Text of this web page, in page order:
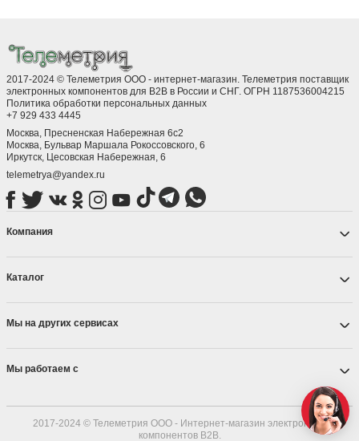
2017-2024 © Телеметрия ООО - интернет-магазин. Телеметрия поставщик
электронных компонентов для B2B в России и СНГ. ОГРН 1187536004215
Политика обработки персональных данных
+7 929 433 4445
Москва, Пресненская Набережная 6с2
Москва, ​Бульвар Маршала Рокоссовского, 6
Иркутск, ​Цесовская Набережная, 6
telemetrya@yandex.ru
Компания
Каталог
Мы на других сервисах
Мы работаем с
2017-2024 © Телеметрия ООО - Интернет-магазин электронных
компонентов B2B.